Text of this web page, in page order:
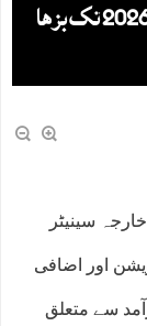
کفایت شعاری اقدامات کی مدت 30 جون 2026 تک بڑھا
سینیٹر
اور اضافی
سے متعلق